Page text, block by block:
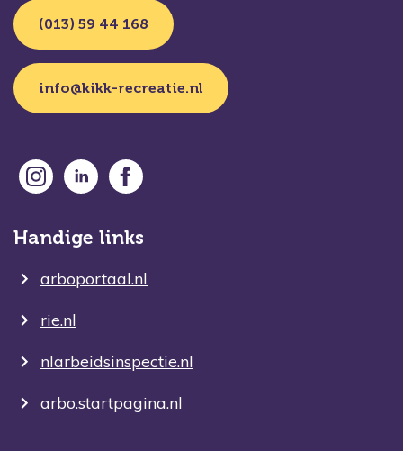
(013) 59 44 168
info@kikk-recreatie.nl
Handige links
arboportaal.nl
rie.nl
nlarbeidsinspectie.nl
arbo.startpagina.nl